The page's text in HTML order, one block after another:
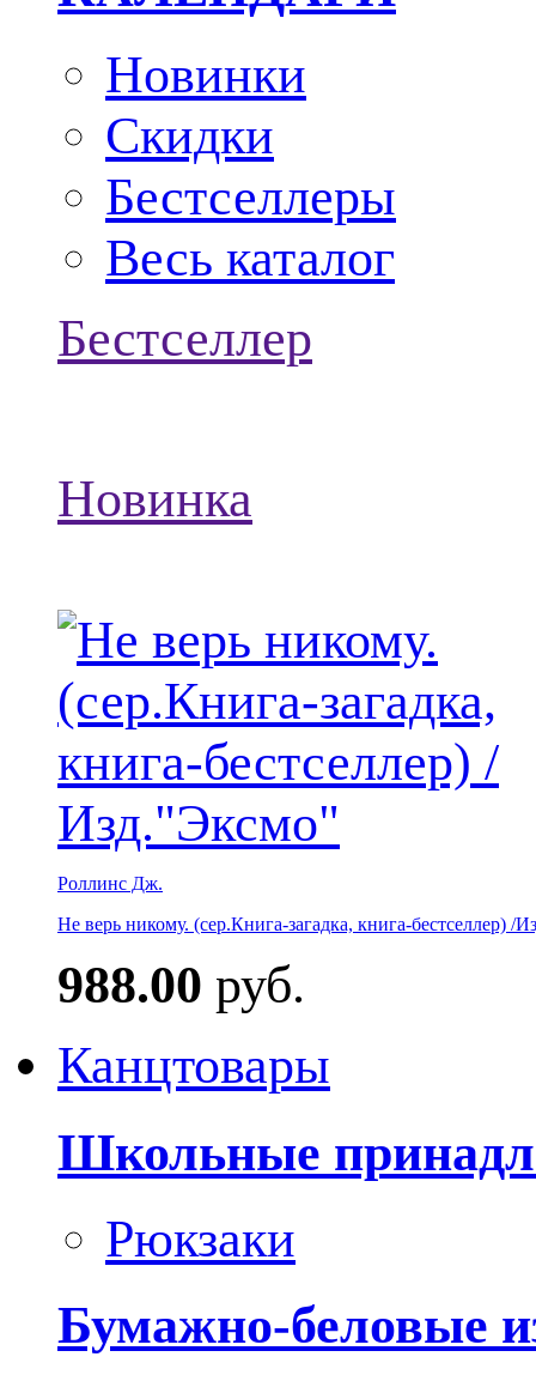
Новинки
Скидки
Бестселлеры
Весь каталог
Бестселлер
Новинка
Роллинс Дж.
Не верь никому. (сер.Книга-загадка, книга-бестселлер) /
988.00 руб.
Канцтовары
Школьные
Рюкзаки
Бумажно-беловые